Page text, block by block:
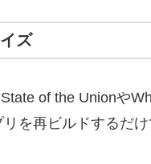
ズ
of the Unionや
を再ビルドするだ